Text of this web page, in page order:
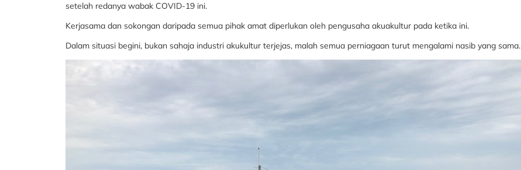
setelah redanya wabak COVID-19 ini.
Kerjasama dan sokongan daripada semua pihak amat diperlukan oleh pengusaha akuakultur pada ketika ini.
Dalam situasi begini, bukan sahaja industri akukultur terjejas, malah semua perniagaan turut mengalami nasib yang sama.